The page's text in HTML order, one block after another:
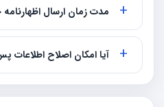
مدت زمان ارسال
آیا امکان اصلاح اطلاعات